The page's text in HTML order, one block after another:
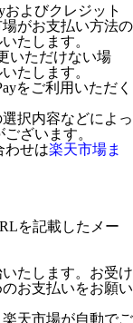
よびクレジット
がお支払い方法の
たします。
いただけない場
たします。
をご利用いただく
択内容などによっ
ざいます。
わせは楽天市場ま
を記載したメー
たします。お受け
お支払いをお願い
天市場が自動でご